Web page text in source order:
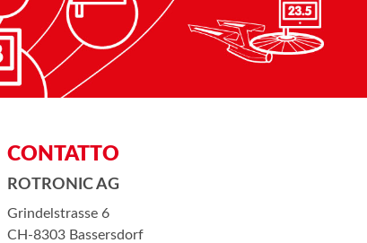
CONTATTO
ROTRONIC AG
Grindelstrasse 6
CH-8303 Bassersdorf